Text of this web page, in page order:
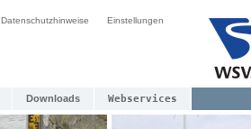
Datenschutzhinweise Einstellungen
Downloads Webservices